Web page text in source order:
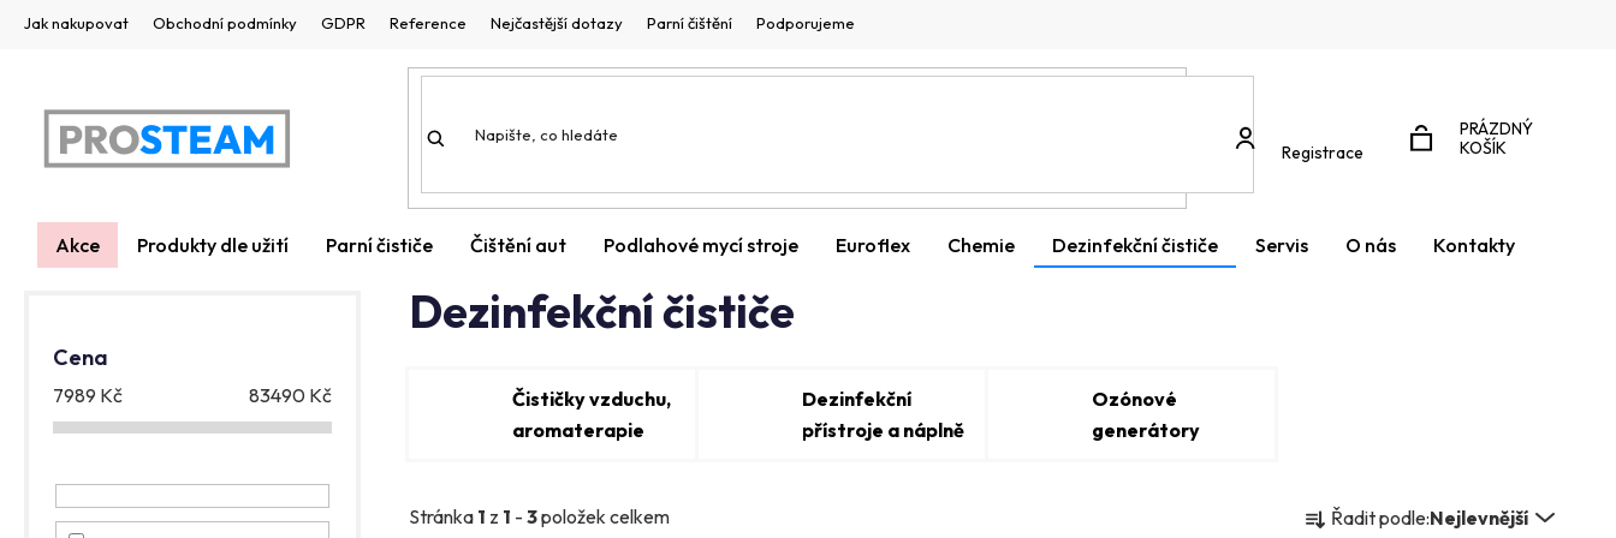
PřejítJak nakupovat Obchodní podmínky GDPR Reference Nejčastější dotazy Parní čištění Podporujeme
Registrace
NÁKUPNÍ
PRÁZDNÝ
KOŠÍK
Akce Produkty dle užití Parní čističe Čištění aut Podlahové mycí stroje Euroflex Chemie Dezinfekční čističe Servis O nás Kontakty
DomůDezinfekční čističe
P
Cena
7989 Kč 83490 Kč
Dezinfekční čističe
Čističky vzduchu,
aromaterapie
Dezinfekční
přístroje a náplně
Ozónové
generátory
Stránka 1 z 1 - 3položek celkem
Ř Řadit podle:Nejlevnější